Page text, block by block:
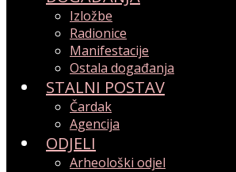
Izložbe
Radionice
Manifestacije
Ostala događanja
STALNI POSTAV
Čardak
Agencija
ODJELI
Arheološki odjel